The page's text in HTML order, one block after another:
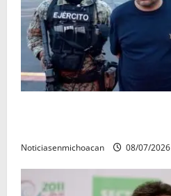
Noticiasenmichoacan 08/07/2026